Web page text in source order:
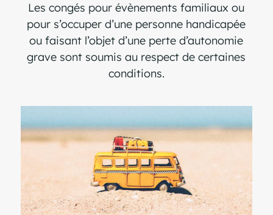
Les congés pour évènements familiaux ou
pour s’occuper d’une personne handicapée
ou faisant l’objet d’une perte d’autonomie
grave sont soumis au respect de certaines
conditions.